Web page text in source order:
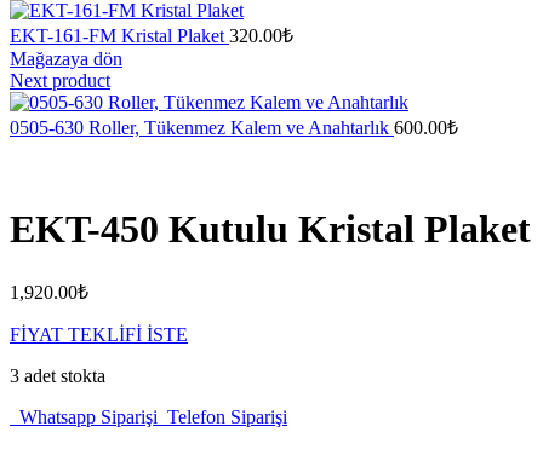
EKT-161-FM Kristal Plaket 320.00₺
Mağazaya dön
Next product
0505-630 Roller, Tükenmez Kalem ve Anahtarlık 600.00₺
EKT-450 Kutulu Kristal Plaket
1,920.00₺
FİYAT TEKLİFİ İSTE
3 adet stokta
Whatsapp Siparişi Telefon Siparişi